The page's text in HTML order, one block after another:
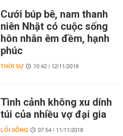
Cưới búp bê, nam thanh
niên Nhật có cuộc sống
hôn nhân êm đềm, hạnh
phúc
THỜI SỰ 10:42 | 12/11/2018
Tình cảnh không xu dính
túi của nhiều vợ đại gia
LỐI SỐNG 07:54 | 11/11/2018